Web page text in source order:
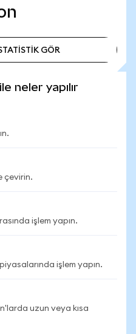
GÖR
neler yapılır
çevirin.
işlem yapın.
işlem yapın.
uzun veya kısa